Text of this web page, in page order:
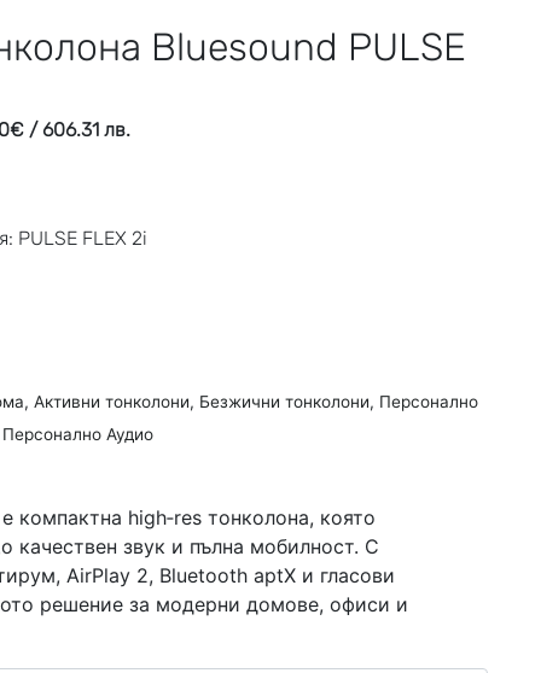
Bluesound PULSE
€ / 606.31 лв.
PULSE FLEX 2i
,Активни тонколони, Безжични тонколони, Персонално
Аудио
компактна high‑res тонколона, която
качествен звук и пълна мобилност. С
AirPlay 2, Bluetooth aptX и гласови
решение за модерни домове, офиси и